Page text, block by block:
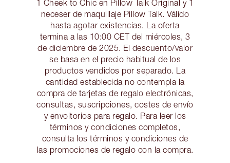
1 Cheek to Chic en Pillow Talk Original y 1
neceser de maquillaje Pillow Talk. Válido
hasta agotar existencias. La oferta
termina a las 10:00 CET del miércoles, 3
de diciembre de 2025. El descuento/valor
se basa en el precio habitual de los
productos vendidos por separado. La
cantidad establecida no contempla la
compra de tarjetas de regalo electrónicas,
consultas, suscripciones, costes de envío
y envoltorios para regalo. Para leer los
términos y condiciones completos,
consulta los términos y condiciones de
las promociones de regalo con la compra.